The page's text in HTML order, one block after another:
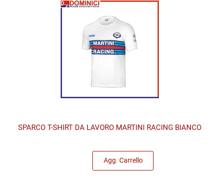
SPARCO T-SHIRT DA LAVORO MARTINI RACING BIANCO
Quantità
Agg. Carrello